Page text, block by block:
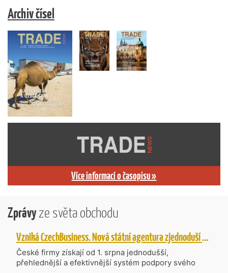
Archiv čísel
Více informací o časopisu »
Zprávyze světa obchodu
Vzniká CzechBusiness. Nová státní agentura zjednoduší podporu českých firem
České firmy získají od 1. srpna jednodušší,
přehlednější a efektivnější systém podpory svého